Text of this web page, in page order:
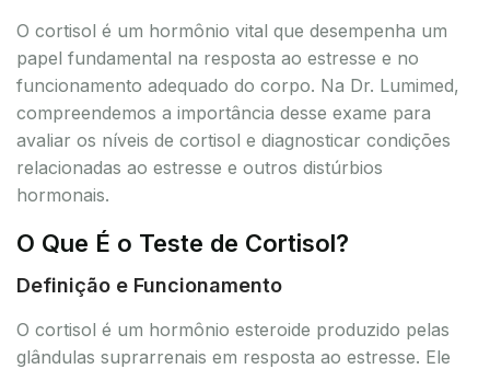
O cortisol é um hormônio vital que desempenha um
papel fundamental na resposta ao estresse e no
funcionamento adequado do corpo. Na Dr. Lumimed,
compreendemos a importância desse exame para
avaliar os níveis de cortisol e diagnosticar condições
relacionadas ao estresse e outros distúrbios
hormonais.
O Que É o Teste de Cortisol?
Definição e Funcionamento
O cortisol é um hormônio esteroide produzido pelas
glândulas suprarrenais em resposta ao estresse. Ele